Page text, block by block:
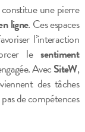
une pierre
ligne. Ces espaces
l’interaction
le sentiment
AvecSiteW,
des tâches
de compétences